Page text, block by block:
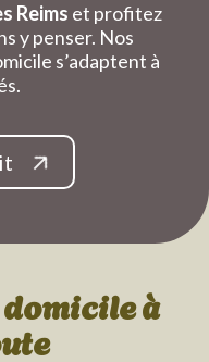
Reims et profitez
y penser. Nos
s’adaptent à
domicileà